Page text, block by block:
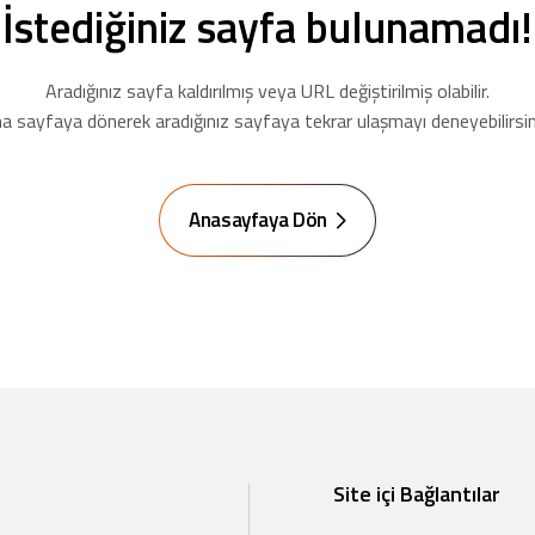
İstediğiniz sayfa bulunamadı!
Aradığınız sayfa kaldırılmış veya URL değiştirilmiş olabilir.
sayfaya dönerek aradığınız sayfaya tekrar ulaşmayı
Anasayfaya Dön
Site içi Bağlantılar